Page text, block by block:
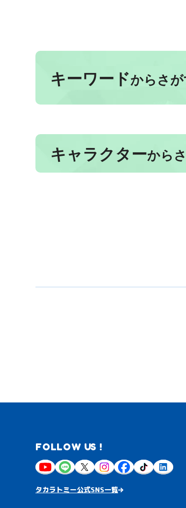
キーワードからさ
キャラクターから
FOLLOW US !
タカラトミー公式SNS一覧